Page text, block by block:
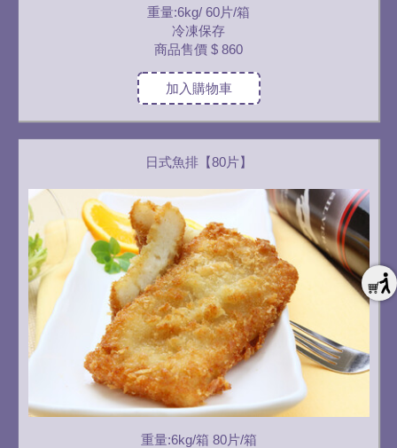
重量:6kg/ 60片/箱
冷凍保存
商品售價 $ 860
加入購物車
日式魚排【80片】
重量:6kg/箱 80片/箱